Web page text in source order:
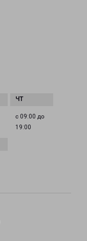
с 09:00 до
19:00